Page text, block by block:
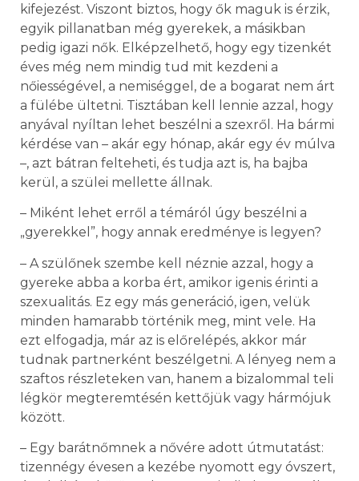
kifejezést. Viszont biztos, hogy ők maguk is érzik,
egyik pillanatban még gyerekek, a másikban
pedig igazi nők. Elképzelhető, hogy egy tizenkét
éves még nem mindig tud mit kezdeni a
nőiességével, a nemiséggel, de a bogarat nem árt
a fülébe ültetni. Tisztában kell lennie azzal, hogy
anyával nyíltan lehet beszélni a szexről. Ha bármi
kérdése van – akár egy hónap, akár egy év múlva
–, azt bátran felteheti, és tudja azt is, ha bajba
kerül, a szülei mellette állnak.
– Miként lehet erről a témáról úgy beszélni a
„gyerekkel”, hogy annak eredménye is legyen?
– A szülőnek szembe kell néznie azzal, hogy a
gyereke abba a korba ért, amikor igenis érinti a
szexualitás. Ez egy más generáció, igen, velük
minden hamarabb történik meg, mint vele. Ha
ezt elfogadja, már az is előrelépés, akkor már
tudnak partnerként beszélgetni. A lényeg nem a
szaftos részleteken van, hanem a bizalommal teli
légkör megteremtésén kettőjük vagy hármójuk
között.
– Egy barátnőmnek a nővére adott útmutatást:
tizennégy évesen a kezébe nyomott egy óvszert,